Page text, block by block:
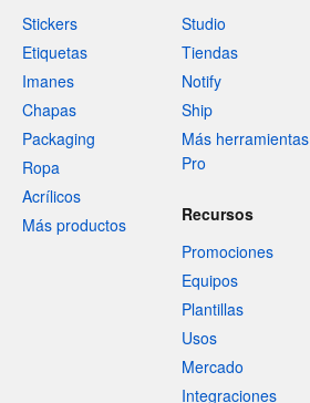
Stickers
Etiquetas
Imanes
Chapas
Packaging
Ropa
Acrílicos
Más productos
Studio
Tiendas
Notify
Ship
Más herramientas
Pro
Recursos
Promociones
Equipos
Plantillas
Usos
Mercado
Integraciones